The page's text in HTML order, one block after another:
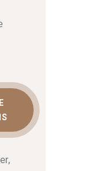
en